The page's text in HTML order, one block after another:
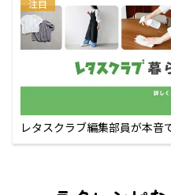
注目
レタスクラブ編集部員が本音